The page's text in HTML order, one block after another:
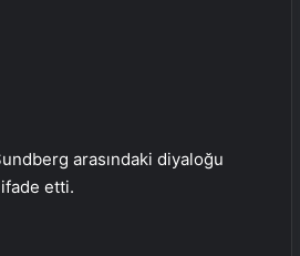
arasındaki diyaloğu
ifade etti.